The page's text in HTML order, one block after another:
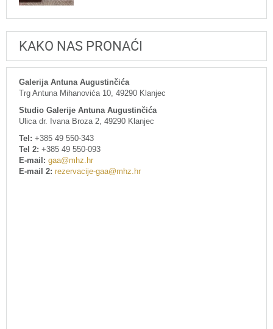
KAKO NAS PRONAĆI
Galerija Antuna Augustinčića
Trg Antuna Mihanovića 10, 49290 Klanjec
Studio Galerije Antuna Augustinčića
Ulica dr. Ivana Broza 2, 49290 Klanjec
Tel: +385 49 550-343
Tel 2: +385 49 550-093
E-mail: gaa@mhz.hr
E-mail 2: rezervacije-gaa@mhz.hr